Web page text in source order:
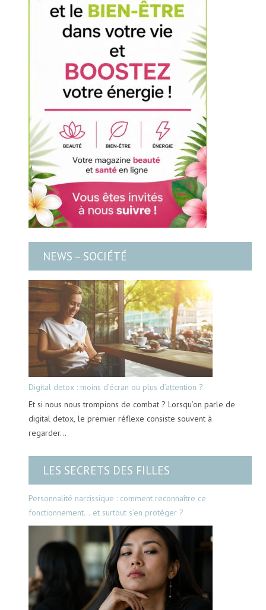
NEWS – SOCIÉTÉ
Digital detox : moins d’écran ou plus d’attention ?
Et si nous nous trompions de combat ? Lorsqu’on parle de
digital detox, le premier réflexe consiste souvent à
regarder…
LES SECRETS DES FILLES
Personnalité narcissique : comment reconnaître ce
fonctionnement… et surtout s’en protéger ?